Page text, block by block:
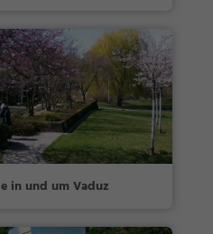
in und um Vaduz